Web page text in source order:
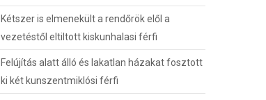
Kétszer is elmenekült a rendőrök elől a
vezetéstől eltiltott kiskunhalasi férfi
Felújítás alatt álló és lakatlan házakat fosztott
ki két kunszentmiklósi férfi